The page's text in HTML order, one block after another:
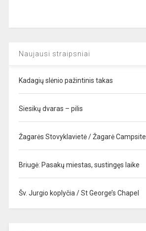
Naujausi straipsniai
Kadagių slėnio pažintinis takas
Siesikų dvaras – pilis
Žagarės Stovyklavietė / Žagarė Campsite
Briugė: Pasakų miestas, sustingęs laike
Šv. Jurgio koplyčia / St George’s Chapel